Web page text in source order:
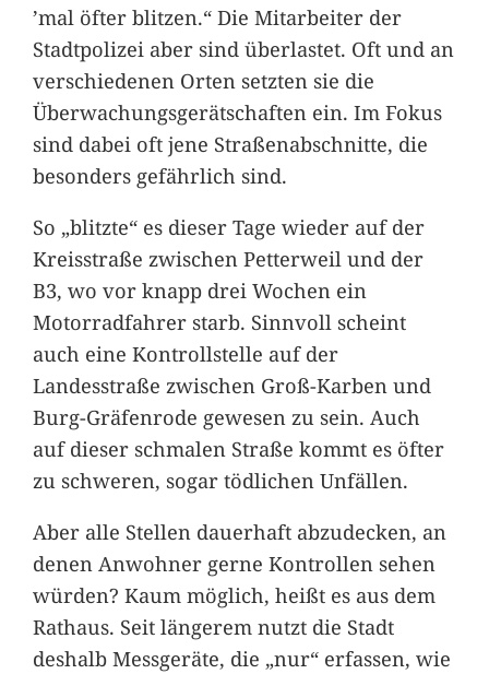
’mal öfter blitzen.“ Die Mitarbeiter der
Stadtpolizei aber sind überlastet. Oft und an
verschiedenen Orten setzten sie die
Überwachungsgerätschaften ein. Im Fokus
sind dabei oft jene Straßenabschnitte, die
besonders gefährlich sind.
So „blitzte“ es dieser Tage wieder auf der
Kreisstraße zwischen Petterweil und der
B3, wo vor knapp drei Wochen ein
Motorradfahrer starb. Sinnvoll scheint
auch eine Kontrollstelle auf der
Landesstraße zwischen Groß-Karben und
Burg-Gräfenrode gewesen zu sein. Auch
auf dieser schmalen Straße kommt es öfter
zu schweren, sogar tödlichen Unfällen.
Aber alle Stellen dauerhaft abzudecken, an
denen Anwohner gerne Kontrollen sehen
würden? Kaum möglich, heißt es aus dem
Rathaus. Seit längerem nutzt die Stadt
deshalb Messgeräte, die „nur“ erfassen, wie